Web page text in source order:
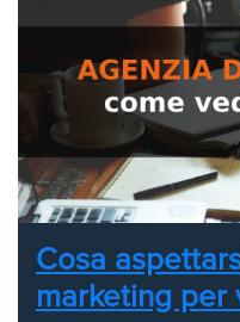
Cosa
marketing per